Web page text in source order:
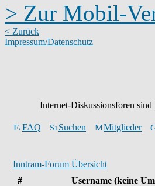
> Zur Mobil-
< Zurück
Impressum/Datenschutz
Internet-Diskussionsforen
FAQ Suchen Mitglieder
Inntram-Forum Übersicht
#
Username (keine